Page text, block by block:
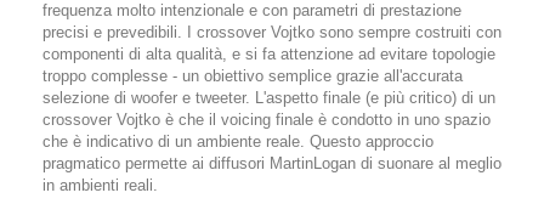
frequenza molto intenzionale e con parametri di prestazione
precisi e prevedibili. I crossover Vojtko sono sempre costruiti con
componenti di alta qualità, e si fa attenzione ad evitare topologie
troppo complesse - un obiettivo semplice grazie all'accurata
selezione di woofer e tweeter. L'aspetto finale (e più critico) di un
crossover Vojtko è che il voicing finale è condotto in uno spazio
che è indicativo di un ambiente reale. Questo approccio
pragmatico permette ai diffusori MartinLogan di suonare al meglio
in ambienti reali.